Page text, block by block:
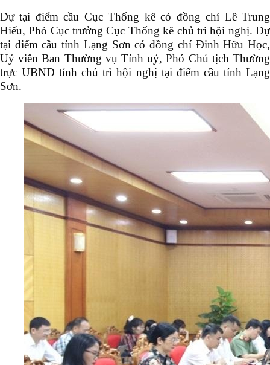
Dự tại điểm cầu Cục Thống kê có đồng chí Lê Trung
Hiếu, Phó Cục trưởng Cục Thống kê chủ trì hội nghị. Dự
tại điểm cầu tỉnh Lạng Sơn có đồng chí Đinh Hữu Học,
Uỷ viên Ban Thường vụ Tỉnh uỷ, Phó Chủ tịch Thường
trực UBND tỉnh chủ trì hội nghị tại điểm cầu tỉnh Lạng
Sơn.